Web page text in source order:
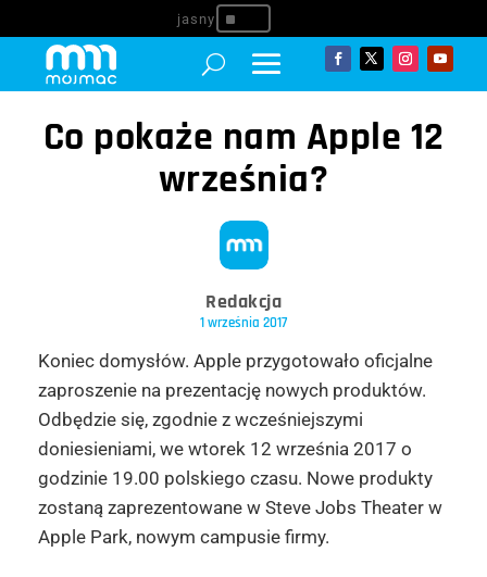
^
Co pokaże nam Apple 12
września?
Redakcja
1 września 2017
Koniec domysłów. Apple przygotowało oficjalne
zaproszenie na prezentację nowych produktów.
Odbędzie się, zgodnie z wcześniejszymi
doniesieniami, we wtorek 12 września 2017 o
godzinie 19.00 polskiego czasu. Nowe produkty
zostaną zaprezentowane w Steve Jobs Theater w
Apple Park, nowym campusie firmy.